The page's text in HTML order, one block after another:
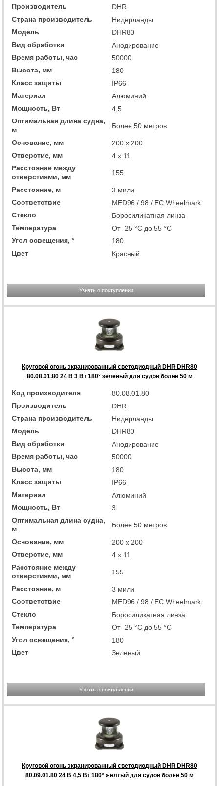
Производитель
DHR
Страна производитель
Нидерланды
Модель
DHR80
Вид обработки
Анодирование
Время работы, час
50000
Высота, мм
180
Класс защиты
IP66
Материал
Алюминий
Мощность, Вт
4,5
Оптимальная длина судна,
м
Более 50 метров
Основание, мм
200 x 200
Отверстие, мм
4 x 11
Расстояние между
отверстиями, мм
155
Расстояние, м
3 мили
Соответствие
MED96 / 98 / EC Wheelmark
Стекло
Боросиликатная линза
Температура
От -25 °C до 55 °C
Угол освещения, °
180
Цвет
Красный
Узнать о поступлении
Круговой огонь экранированный светодиодный DHR DHR80
80.08.01.80 24 В 3 Вт 180° зеленый для судов более 50 м
Код производителя
80.08.01.80
Производитель
DHR
Страна производитель
Нидерланды
Модель
DHR80
Вид обработки
Анодирование
Время работы, час
50000
Высота, мм
180
Класс защиты
IP66
Материал
Алюминий
Мощность, Вт
3
Оптимальная длина судна,
м
Более 50 метров
Основание, мм
200 x 200
Отверстие, мм
4 x 11
Расстояние между
отверстиями, мм
155
Расстояние, м
3 мили
Соответствие
MED96 / 98 / EC Wheelmark
Стекло
Боросиликатная линза
Температура
От -25 °C до 55 °C
Угол освещения, °
180
Цвет
Зеленый
Узнать о поступлении
Круговой огонь экранированный светодиодный DHR DHR80
80.09.01.80 24 В 4,5 Вт 180° желтый для судов более 50 м